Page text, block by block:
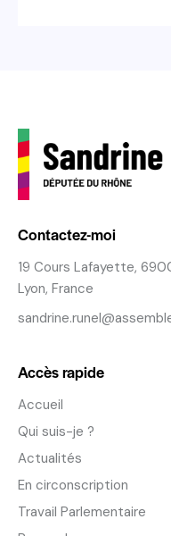
Contactez-moi
19 Cours Lafayette,
Lyon, France
Accès rapide
Accueil
Qui suis-je ?
Actualités
En circonscription
Travail Parlementaire